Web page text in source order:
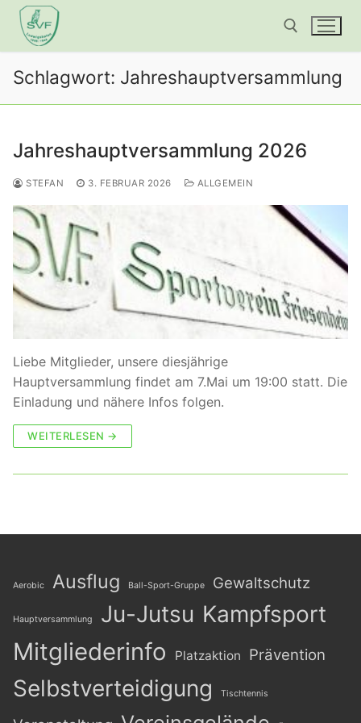
Zum
Inhalt
springen
Schlagwort: Jahreshauptversammlung
Jahreshauptversammlung 2026
STEFAN 3. FEBRUAR 2026 ALLGEMEIN
Liebe Mitglieder, unsere diesjährige
Hauptversammlung findet am 7.Mai um 19:00 statt. Die
Einladung und nähere Infos folgen.
WEITERLESEN →
Aerobic Ausflug Ball-Sport-Gruppe Gewaltschutz
Hauptversammlung Ju-Jutsu Kampfsport
Mitgliederinfo Platzaktion Prävention
Selbstverteidigung Tischtennis